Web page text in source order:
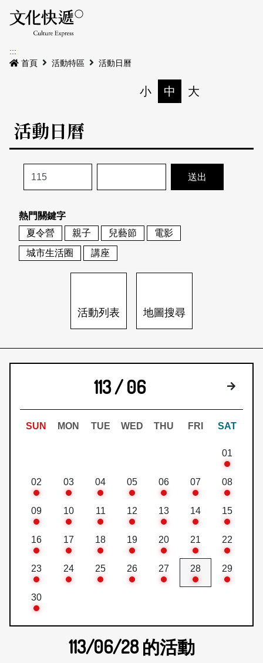
最新公告
本期專題
歷史專題
活動特區
活動列表
地圖搜尋
關於我們
關於我們
刊物索取地點
會員基本資料
刊登活動
網站導覽 English
日本語 登入/註冊
:::
首頁
活動特區 活動日曆
小 中 大
活動日曆
熱門關鍵字
夏令營
親子 兒藝節
電影
城市生活圈
講座
活動列表 地圖搜尋
113 / 06 下個月
SUN MON TUE WED THU FRI SAT
01
02 03 04 05 06 07 08
09 10 11 12 13 14 15
16 17 18 19 20 21 22
23 24 25 26 27 28 29
30
113/06/28的活動